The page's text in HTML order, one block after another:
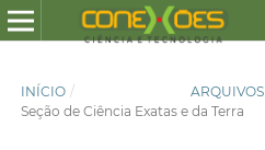
INÍCIO / ARQUIVOS
Seção de Ciência Exatas e da Terra